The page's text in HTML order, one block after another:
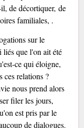
de décortiquer, de
familiales, .
sur le
liés que l'on ait été
ce qui éloigne,
ces relations ?
nous prend alors
filer les jours,
est pris par le
de dialogues.